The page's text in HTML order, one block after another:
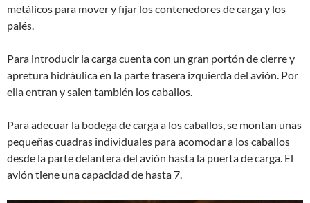
metálicos para mover y fijar los contenedores de carga y los
palés.
Para introducir la carga cuenta con un gran portón de cierre y
apretura hidráulica en la parte trasera izquierda del avión. Por
ella entran y salen también los caballos.
Para adecuar la bodega de carga a los caballos, se montan unas
pequeñas cuadras individuales para acomodar a los caballos
desde la parte delantera del avión hasta la puerta de carga. El
avión tiene una capacidad de hasta 7.